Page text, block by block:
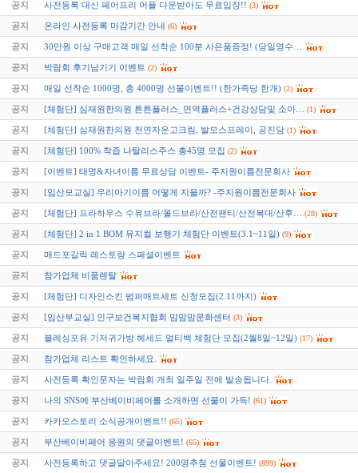
공지 사전등록 대신 페어프리 어플 다운받아도 무료입장!! (3)
공지 온라인 사전등록 마감기간 안내 (6)
공지 30만원 이상 구매고객 매일 선착순 100분 사은품증정! (당일영수…
공지 박람회 후기남기기 이벤트 (2)
공지 매일 선착순 1000명, 총 4000명 선물이벤트!! (한가족당 한개) (2)
공지 [체험단] 심재원한의원 튼튼플러스_면역플러스+건강상담및 소아… (1)
공지 [체험단] 심재원한의원 천연자운고크림, 발모스프레이, 공진당 (1)
공지 [체험단] 100% 착즙 나탈리스주스 총45명 모집 (2)
공지 [이벤트] 태명&자녀이름 무료상담 이벤트- 주지원이름전문회사
공지 [임산모교실] 우리아기이름 어떻게 지을까? -주지원이름전문회사
공지 [체험단] 프라하우스 수유브라/몰드브라/산전팬티/산전복대/산후… (28)
공지 [체험단] 2 in 1 BOM 뮤지컬 보행기 체험단 이벤트(3.1~11일) (9)
공지 매드포갈릭 레스토랑 스페셜이벤트
공지 참가업체 비품렌탈
공지 [체험단] 디자인스킨 범퍼매트세트 신청모집(2.11까지)
공지 [임산부교실] 인구보건복지협회 맘맘맘문화센터 (3)
공지 블레싱포유 기저귀가방 헤세드 멀티백 체험단 모집(2월8일~12일) (17)
공지 참가업체 리스트 확인하세요.
공지 사전등록 확인문자는 박람회 개최 일주일 전에 발송됩니다.
공지 나의 SNS에 부산베이비페어를 소개하면 선물이 가득! (61)
공지 카카오스토리 소식공개이벤트!! (65)
공지 부산베이비페어 응원의 댓글이벤트! (65)
공지 사전등록하고 댓글달아주세요! 200명추첨 선물이벤트! (899)